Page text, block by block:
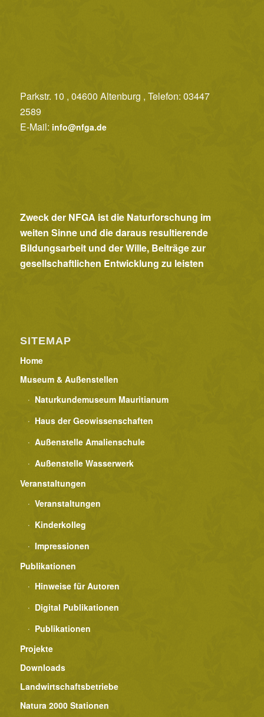
e
g
a
t
Parkstr. 10 , 04600 Altenburg , Telefon: 03447
2589
E-Mail: info@nfga.de
Zweck der NFGA ist die Naturforschung im
weiten Sinne und die daraus resultierende
Bildungsarbeit und der Wille, Beiträge zur
gesellschaftlichen Entwicklung zu leisten
SITEMAP
Home
Museum & Außenstellen
Naturkundemuseum Mauritianum
Haus der Geowissenschaften
Außenstelle Amalienschule
Außenstelle Wasserwerk
Veranstaltungen
Veranstaltungen
Kinderkolleg
Impressionen
Publikationen
Hinweise für Autoren
Digital Publikationen
Publikationen
Projekte
Downloads
Landwirtschaftsbetriebe
Natura 2000 Stationen